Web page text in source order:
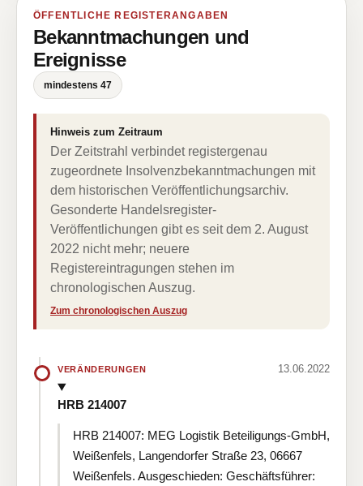
ÖFFENTLICHE REGISTERANGABEN
Bekanntmachungen und
Ereignisse
mindestens 47
Hinweis zum Zeitraum
Der Zeitstrahl verbindet registergenau
zugeordnete Insolvenzbekanntmachungen mit
dem historischen Veröffentlichungsarchiv.
Gesonderte Handelsregister-
Veröffentlichungen gibt es seit dem 2. August
2022 nicht mehr; neuere
Registereintragungen stehen im
chronologischen Auszug.
Zum chronologischen Auszug
VERÄNDERUNGEN 13.06.2022
HRB 214007
HRB 214007: MEG Logistik Beteiligungs-GmbH,
Weißenfels, Langendorfer Straße 23, 06667
Weißenfels. Ausgeschieden: Geschäftsführer: